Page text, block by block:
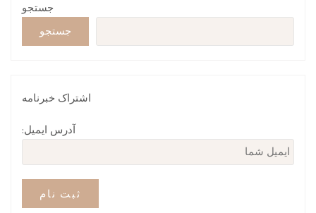
جستجو
جستجو
اشتراک خبرنامه
آدرس ایمیل: